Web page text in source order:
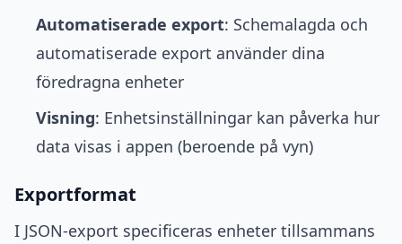
Automatiserade export: Schemalagda och
automatiserade export använder dina
föredragna enheter
Visning: Enhetsinställningar kan påverka hur
data visas i appen (beroende på vyn)
Exportformat
I JSON-export specificeras enheter tillsammans